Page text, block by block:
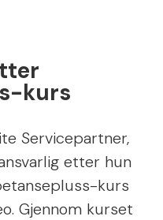
kurs
Servicepartner,
etter hun
kurs
Gjennom kurset